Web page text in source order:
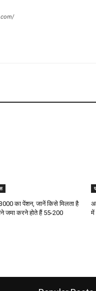
का पेंशन, जानें किसे मिलता है
जमा करने होते हैं ₹55-200
में